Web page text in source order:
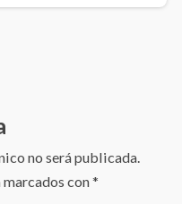
no será publicada.
con*